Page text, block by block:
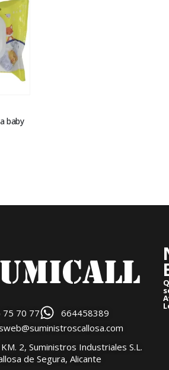
baby
75 70 77
664458389
2, Suministros Industriales S.L.
de Segura, Alicante